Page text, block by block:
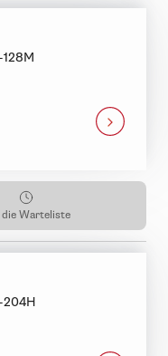
Warteliste
204H